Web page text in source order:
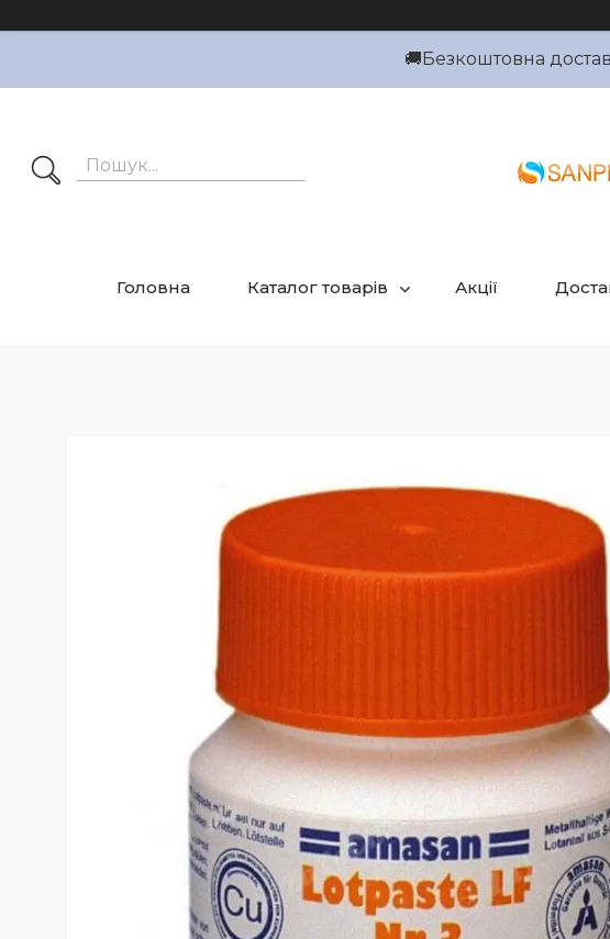
🚚Безкоштовна
Головна Каталог товарів Акції